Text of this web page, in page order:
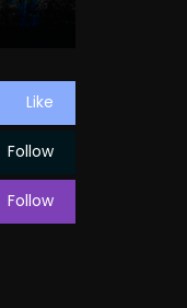
Like
Follow
Follow